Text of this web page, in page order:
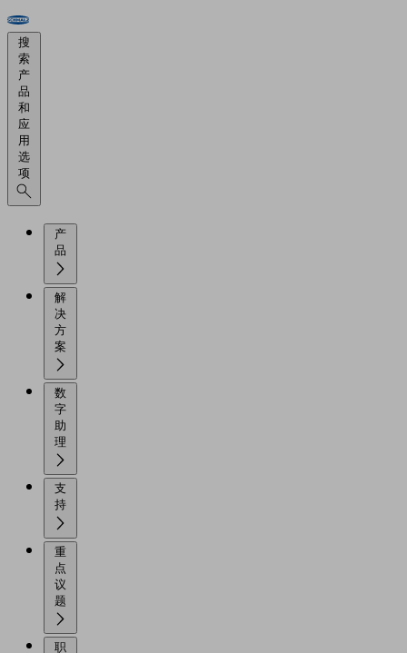
搜
索
产
品
和
应
用
选
项
产
解
决
方
数
字
助
支
重
点
议
职